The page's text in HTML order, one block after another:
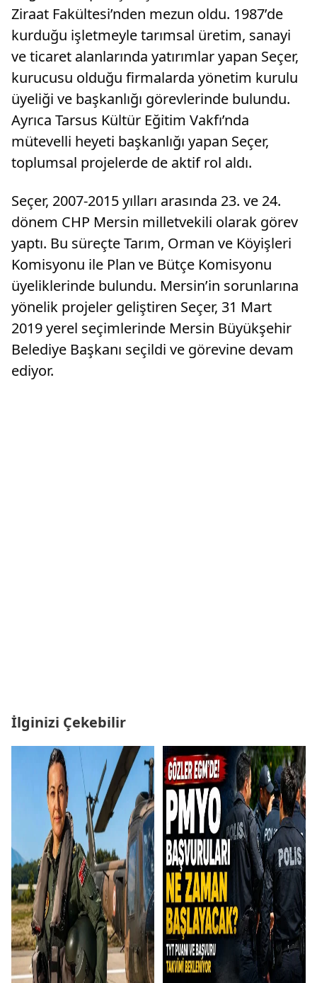
Ziraat Fakültesi’nden mezun oldu. 1987’de
kurduğu işletmeyle tarımsal üretim, sanayi
ve ticaret alanlarında yatırımlar yapan Seçer,
kurucusu olduğu firmalarda yönetim kurulu
üyeliği ve başkanlığı görevlerinde bulundu.
Ayrıca Tarsus Kültür Eğitim Vakfı’nda
mütevelli heyeti başkanlığı yapan Seçer,
toplumsal projelerde de aktif rol aldı.
Seçer, 2007-2015 yılları arasında 23. ve 24.
dönem CHP Mersin milletvekili olarak görev
yaptı. Bu süreçte Tarım, Orman ve Köyişleri
Komisyonu ile Plan ve Bütçe Komisyonu
üyeliklerinde bulundu. Mersin’in sorunlarına
yönelik projeler geliştiren Seçer, 31 Mart
2019 yerel seçimlerinde Mersin Büyükşehir
Belediye Başkanı seçildi ve görevine devam
ediyor.
İlginizi Çekebilir